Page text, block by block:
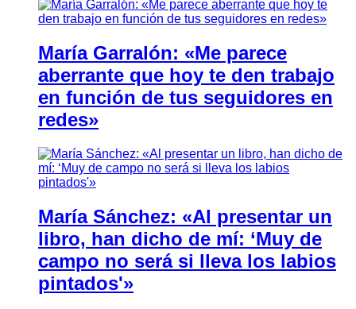
María Garralón: «Me parece
aberrante que hoy te den trabajo
en función de tus seguidores en
redes»
María Sánchez: «Al presentar un
libro, han dicho de mí: ‘Muy de
campo no será si lleva los labios
pintados'»